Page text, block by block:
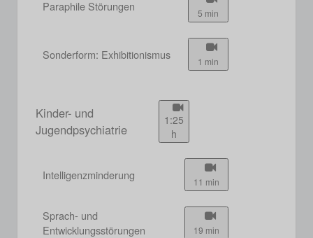
Paraphile Störungen 5 min
Sonderform: Exhibitionismus 1 min
Kinder- und
Jugendpsychiatrie
1:25
h
Intelligenzminderung 11 min
Sprach- und
Entwicklungsstörungen
19 min